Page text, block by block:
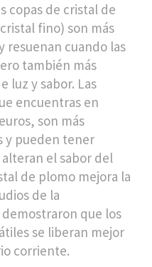
copas de cristal de
fino) son más
resuenan cuando las
también más
luz y sabor. Las
encuentras en
son más
y pueden tener
el sabor del
de plomo mejora la
de la
que los
se liberan mejor
corriente.